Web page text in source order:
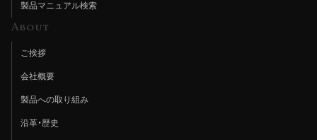
製品マニュアル検索
About
ご挨拶
会社概要
製品への取り組み
沿革・歴史